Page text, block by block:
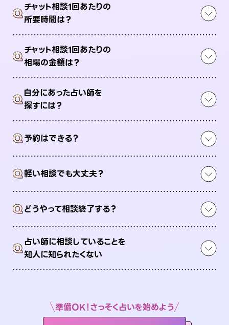
Qチャット相談1回あたりの
所要時間は？
Qチャット相談1回あたりの
相場の金額は？
Q自分にあった占い師を
探すには？
Q予約はできる？
Q軽い相談でも大丈夫？
Qどうやって相談終了する？
Q占い師に相談していることを
知人に知られたくない
準備OK！さっそく占いを始めよう